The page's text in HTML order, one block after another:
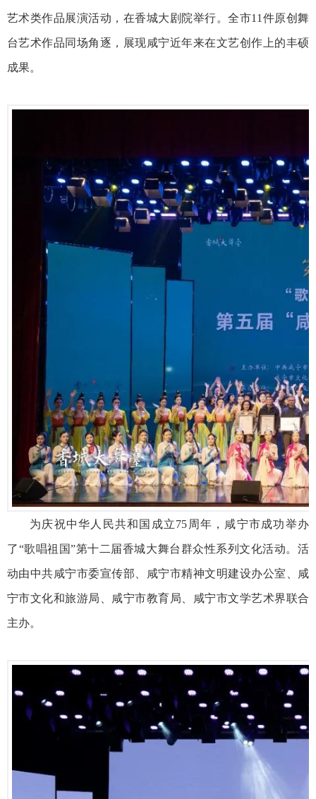
艺术类作品展演活动，在香城大剧院举行。全市11件原创舞
台艺术作品同场角逐，展现咸宁近年来在文艺创作上的丰硕
成果。
为庆祝中华人民共和国成立75周年，咸宁市成功举办
了“歌唱祖国”第十二届香城大舞台群众性系列文化活动。活
动由中共咸宁市委宣传部、咸宁市精神文明建设办公室、咸
宁市文化和旅游局、咸宁市教育局、咸宁市文学艺术界联合
主办。